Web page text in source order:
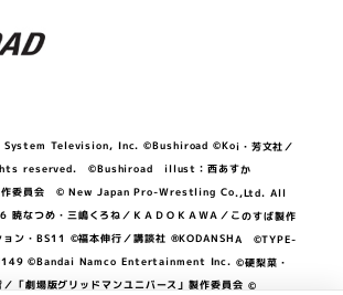
Television, Inc. ©Bushiroad ©Koi・芳文社／
reserved. ©Bushiroad illust：西あすか
作委員会 © New Japan Pro-Wrestling Co.,Ltd. All
つめ・三嶋くろね／ＫＡＤＯＫＡＷＡ／このすば製作
ン・BS11 ©福本伸行／講談社 ®KODANSHA ©TYPE-
©Bandai Namco Entertainment Inc. ©硬梨菜・
「劇場版グリッドマンユニバース」製作委員会 ©